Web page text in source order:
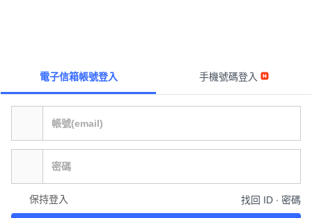
電子信箱帳號登入 手機號碼登入
保持登入 找回 ID ∙ 密碼